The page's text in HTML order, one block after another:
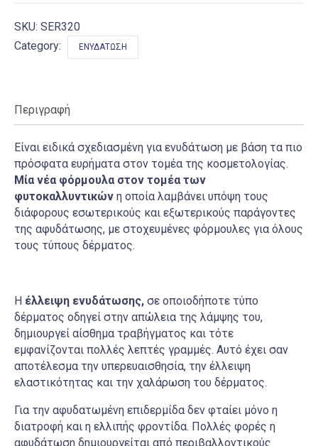
SKU: SER320
Category:
ΕΝΥΔΆΤΩΣΗ
Περιγραφή
Είναι ειδικά σχεδιασμένη για ενυδάτωση με βάση τα πιο
πρόσφατα ευρήματα στον τομέα της κοσμετολογίας.
Μία νέα φόρμουλα στον τομέα των
φυτοκαλλυντικών η οποία λαμβάνει υπόψη τους
διάφορους εσωτερικούς και εξωτερικούς παράγοντες
της αφυδάτωσης, με στοχευμένες φόρμουλες για όλους
τους τύπους δέρματος.
Η έλλειψη ενυδάτωσης, σε οποιοδήποτε τύπο
δέρματος οδηγεί στην απώλεια της λάμψης του,
δημιουργεί αίσθημα τραβήγματος και τότε
εμφανίζονται πολλές λεπτές γραμμές. Αυτό έχει σαν
αποτέλεσμα την υπερευαισθησία, την έλλειψη
ελαστικότητας και την χαλάρωση του δέρματος.
Για την αφυδατωμένη επιδερμίδα δεν φταίει μόνο η
διατροφή και η ελλιπής φροντίδα. Πολλές φορές η
αφυδάτωση δημιουργείται από περιβαλλοντικούς